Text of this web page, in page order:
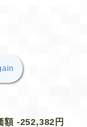
額 -252,382円